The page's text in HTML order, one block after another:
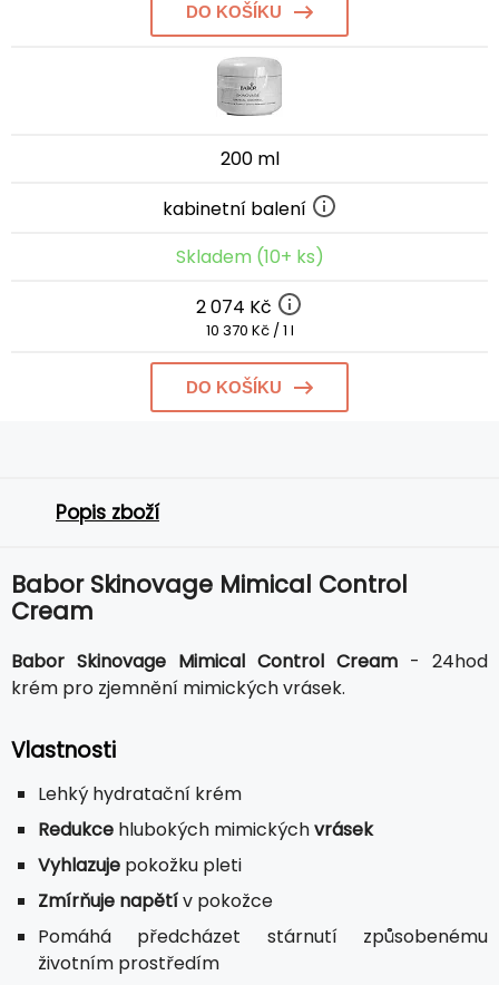
DO KOŠÍKU
200 ml
kabinetní balení
Skladem (10+ ks)
2 074 Kč
10 370 Kč / 1 l
DO KOŠÍKU
Popis zboží
Babor Skinovage Mimical Control
Cream
Babor Skinovage Mimical Control Cream - 24hod
krém pro zjemnění mimických vrásek.
Vlastnosti
Lehký hydratační krém
Redukce hlubokých mimickýchvrásek
Vyhlazuje pokožku pleti
Zmírňuje napětív pokožce
Pomáhá předcházet stárnutí způsobenému
životním prostředím